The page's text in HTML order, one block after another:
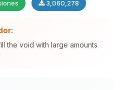
3,060,278
the void with large amounts